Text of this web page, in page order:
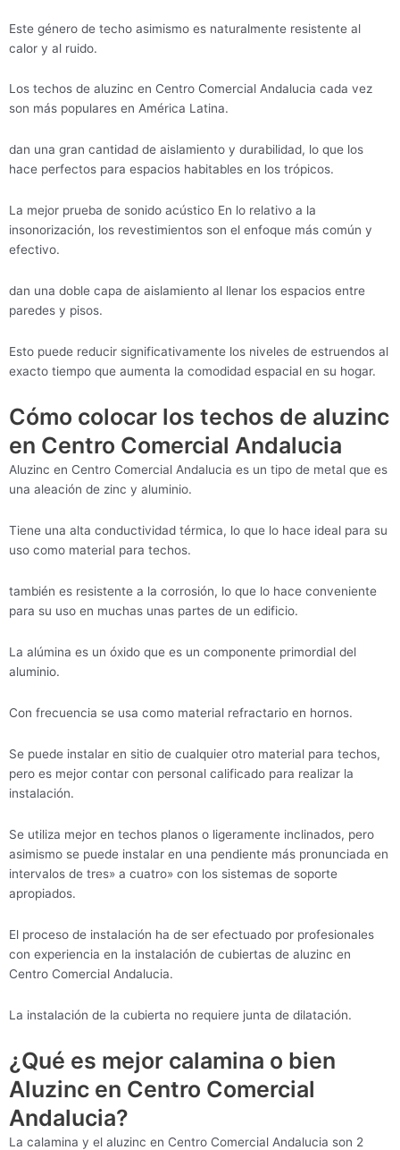
Este género de techo asimismo es naturalmente resistente al
calor y al ruido.
Los techos de aluzinc en Centro Comercial Andalucia cada vez
son más populares en América Latina.
dan una gran cantidad de aislamiento y durabilidad, lo que los
hace perfectos para espacios habitables en los trópicos.
La mejor prueba de sonido acústico En lo relativo a la
insonorización, los revestimientos son el enfoque más común y
efectivo.
dan una doble capa de aislamiento al llenar los espacios entre
paredes y pisos.
Esto puede reducir significativamente los niveles de estruendos al
exacto tiempo que aumenta la comodidad espacial en su hogar.
Cómo colocar los techos de aluzinc
en Centro Comercial Andalucia
Aluzinc en Centro Comercial Andalucia es un tipo de metal que es
una aleación de zinc y aluminio.
Tiene una alta conductividad térmica, lo que lo hace ideal para su
uso como material para techos.
también es resistente a la corrosión, lo que lo hace conveniente
para su uso en muchas unas partes de un edificio.
La alúmina es un óxido que es un componente primordial del
aluminio.
Con frecuencia se usa como material refractario en hornos.
Se puede instalar en sitio de cualquier otro material para techos,
pero es mejor contar con personal calificado para realizar la
instalación.
Se utiliza mejor en techos planos o ligeramente inclinados, pero
asimismo se puede instalar en una pendiente más pronunciada en
intervalos de tres» a cuatro» con los sistemas de soporte
apropiados.
El proceso de instalación ha de ser efectuado por profesionales
con experiencia en la instalación de cubiertas de aluzinc en
Centro Comercial Andalucia.
La instalación de la cubierta no requiere junta de dilatación.
¿Qué es mejor calamina o bien
Aluzinc en Centro Comercial
Andalucia?
La calamina y el aluzinc en Centro Comercial Andalucia son 2